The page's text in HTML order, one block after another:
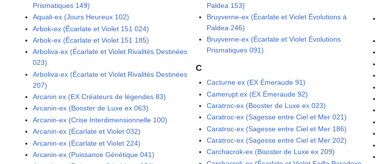
Prismatiques 149)
Aquali-ex (Jours Heureux 102)
Arbok-ex (Écarlate et Violet 151 024)
Arbok-ex (Écarlate et Violet 151 185)
Arboliva-ex (Écarlate et Violet Rivalités Destinées
023)
Arboliva-ex (Écarlate et Violet Rivalités Destinées
207)
Arcanin ex (EX Créateurs de légendes 83)
Arcanin-ex (Booster de Luxe ex 063)
Arcanin-ex (Crise Interdimensionnelle 100)
Arcanin-ex (Écarlate et Violet 032)
Arcanin-ex (Écarlate et Violet 224)
Arcanin-ex (Puissance Génétique 041)
Paldea 153)
Bruyverne-ex (Écarlate et Violet Évolutions à
Paldea 246)
Bruyverne-ex (Écarlate et Violet Évolutions
Prismatiques 091)
C
Cacturne ex (EX Émeraude 91)
Camerupt ex (EX Émeraude 92)
Caratroc-ex (Booster de Luxe ex 023)
Caratroc-ex (Sagesse entre Ciel et Mer 021)
Caratroc-ex (Sagesse entre Ciel et Mer 186)
Caratroc-ex (Sagesse entre Ciel et Mer 202)
Carchacrok-ex (Booster de Luxe ex 209)